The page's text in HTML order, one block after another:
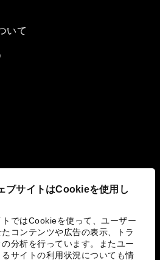
ブサイトはCookieを使用し
トではCookieを使って、ユーザー
コンテンツや広告の表示、トラ
分析を行っています。またユー
サイトの利用状況についても情
いて
組み